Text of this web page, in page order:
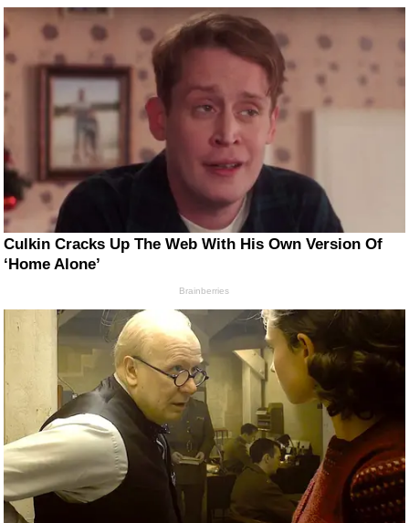
Culkin Cracks Up The Web With His Own Version Of
‘Home Alone’
Brainberries